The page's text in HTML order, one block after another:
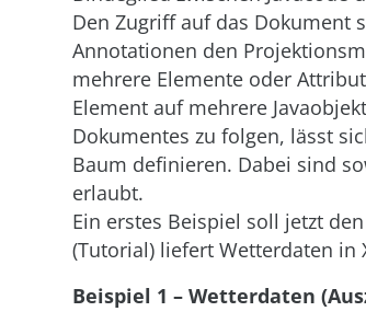
Den Zugriff auf das Dokument
Annotationen den
mehrere Elemente oder
Element auf mehrere
Dokumentes zu folgen, lässt
Baum definieren. Dabei sind
erlaubt.
Ein erstes Beispiel soll jetzt
(Tutorial) liefert Wetterdaten in
Beispiel 1 – Wetterdaten